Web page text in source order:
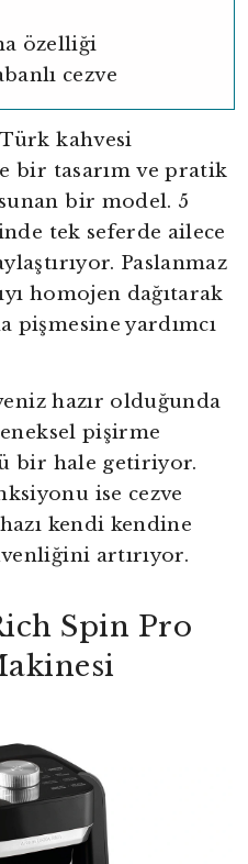
özelliği
cezve
kahvesi
bir tasarım ve pratik
bir model. 5
tek seferde ailece
Paslanmaz
homojen dağıtarak
pişmesine yardımcı
hazır olduğunda
pişirme
bir hale getiriyor.
ise cezve
kendi kendine
artırıyor.
Spin Pro